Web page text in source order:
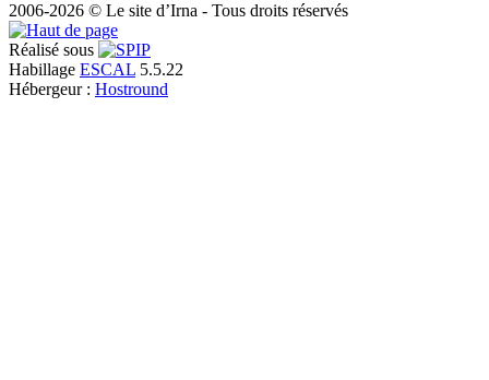
2006-2026 © Le site d’Irna - Tous droits réservés
Réalisé sous
Habillage ESCAL 5.5.22
Hébergeur : Hostround